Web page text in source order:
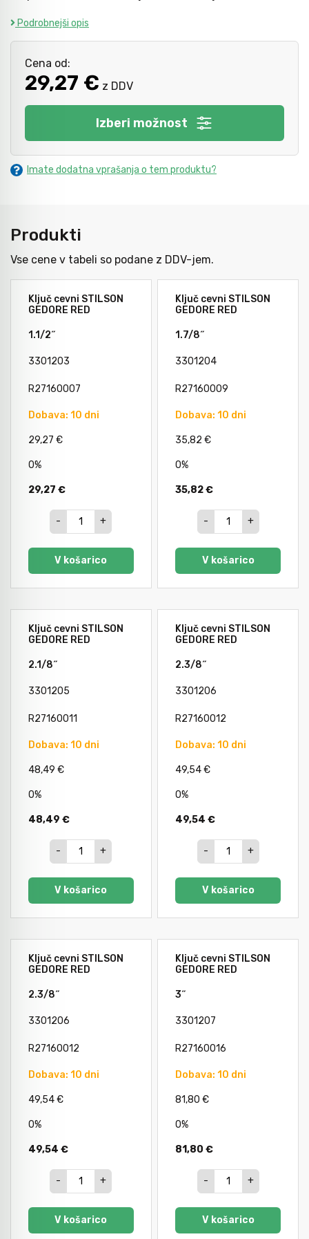
Podrobnejši opis
Cena od:
29,27 € z DDV
Izberi možnost
Imate dodatna vprašanja o tem produktu?
Produkti
Vse cene v tabeli so podane z DDV-jem.
Ključ cevni STILSON
GEDORE RED
1.1/2˝
3301203
R27160007
Dobava: 10 dni
29,27 €
0%
29,27 €
- +
V košarico
Ključ cevni STILSON
GEDORE RED
1.7/8˝
3301204
R27160009
Dobava: 10 dni
35,82 €
0%
35,82 €
- +
V košarico
Ključ cevni STILSON
GEDORE RED
2.1/8˝
3301205
R27160011
Dobava: 10 dni
48,49 €
0%
48,49 €
- +
V košarico
Ključ cevni STILSON
GEDORE RED
2.3/8˝
3301206
R27160012
Dobava: 10 dni
49,54 €
0%
49,54 €
- +
V košarico
Ključ cevni STILSON
GEDORE RED
2.3/8˝
3301206
R27160012
Dobava: 10 dni
49,54 €
0%
49,54 €
- +
V košarico
Ključ cevni STILSON
GEDORE RED
3˝
3301207
R27160016
Dobava: 10 dni
81,80 €
0%
81,80 €
- +
V košarico
Kladiva
Točkala, dleta, luknjači in pile
Vzvodi in primeži
Zaščitna oprema
Svetila
Krivilci cevi
Gozdarsko orodje
Tesarsko orodje
Dom in vrt
Mazanje